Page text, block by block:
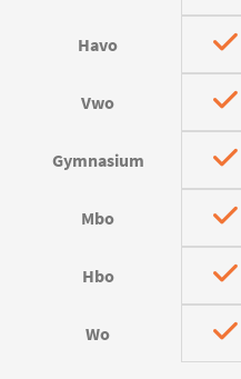
Havo
Vwo
Gymnasium
Mbo
Hbo
Wo